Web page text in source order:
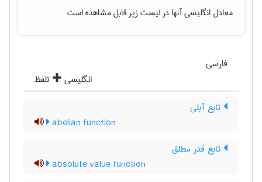
معادل انگلیسی آنها در لیست زیر قابل مشاهده است
فارسی
انگلیسی
تلفظ
تابع آبلی
abelian function
تابع قدر مطلق
absolute value function